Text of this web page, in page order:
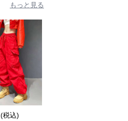
もっと見る
(税込)